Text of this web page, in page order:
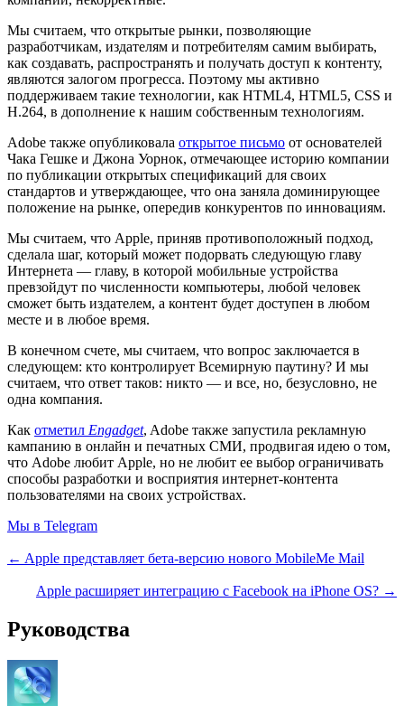
Мы считаем, что открытые рынки, позволяющие
разработчикам, издателям и потребителям самим выбирать,
как создавать, распространять и получать доступ к контенту,
являются залогом прогресса. Поэтому мы активно
поддерживаем такие технологии, как HTML4, HTML5, CSS и
H.264, в дополнение к нашим собственным технологиям.
Adobe также опубликовала открытое письмо от основателей
Чака Гешке и Джона Уорнок, отмечающее историю компании
по публикации открытых спецификаций для своих
стандартов и утверждающее, что она заняла доминирующее
положение на рынке, опередив конкурентов по инновациям.
Мы считаем, что Apple, приняв противоположный подход,
сделала шаг, который может подорвать следующую главу
Интернета — главу, в которой мобильные устройства
превзойдут по численности компьютеры, любой человек
сможет быть издателем, а контент будет доступен в любом
месте и в любое время.
В конечном счете, мы считаем, что вопрос заключается в
следующем: кто контролирует Всемирную паутину? И мы
считаем, что ответ таков: никто — и все, но, безусловно, не
одна компания.
Как отметил Engadget, Adobe также запустила рекламную
кампанию в онлайн и печатных СМИ, продвигая идею о том,
что Adobe любит Apple, но не любит ее выбор ограничивать
способы разработки и восприятия интернет-контента
пользователями на своих устройствах.
Мы в Telegram
← Apple представляет бета-версию нового MobileMe Mail
Apple расширяет интеграцию с Facebook на iPhone OS? →
Руководства